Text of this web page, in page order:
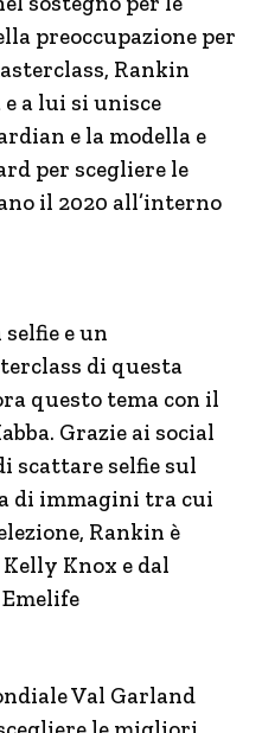
preoccupazione per
Rankin
a lui si unisce
e la modella e
per scegliere le
il 2020 all’interno
selfie e un
di questa
questo tema con il
Grazie ai social
scattare selfie sul
di immagini tra cui
Rankin è
Knox e dal
Val Garland